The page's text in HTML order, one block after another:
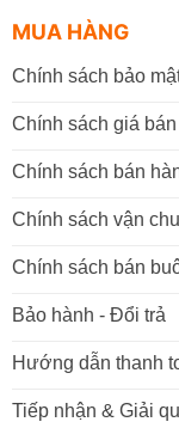
MUA HÀNG
Chính sách bảo
Chính sách giá bán
Chính sách bán
Chính sách vận
Chính sách bán
Bảo hành - Đổi trả
Hướng dẫn thanh
Tiếp nhận & Giải